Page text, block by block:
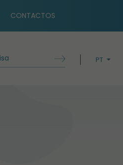
CONTACTOS
PT